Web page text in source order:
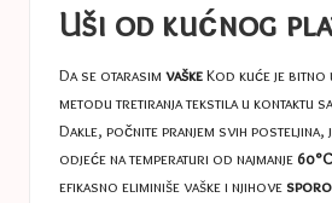
Uši od kućnog
Da se otarasim vaškeKod kuće je
metodu tretiranja tekstila u kontaktu
Dakle, počnite pranjem svih posteljina,
odjeće na temperaturi od najmanje 60°C
efikasno eliminiše vaške i njihove sporo